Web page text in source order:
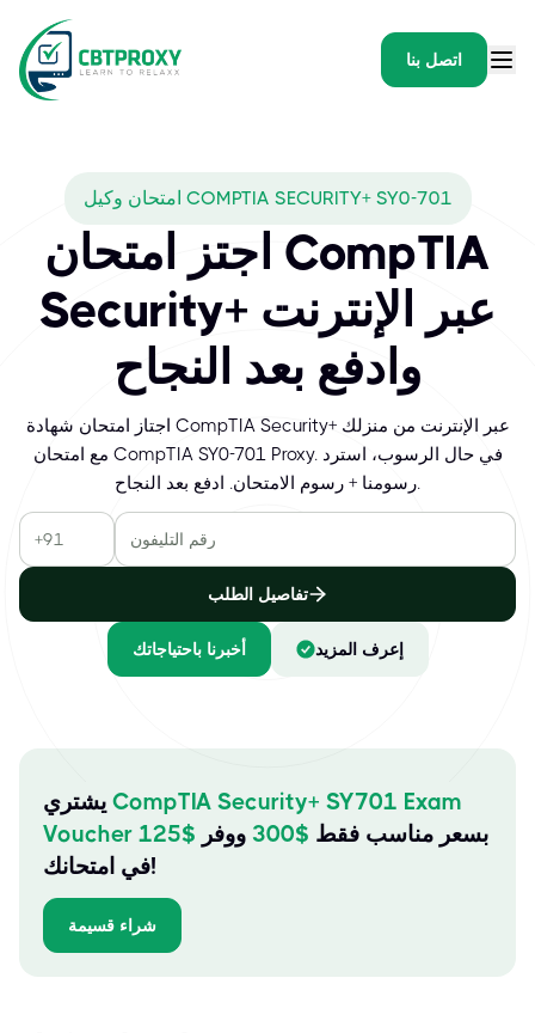
اتصل بنا
امتحان وكيل COMPTIA SECURITY+ SY0-701
اجتز امتحان CompTIA
Security+ عبر الإنترنت
وادفع بعد النجاح
اجتاز امتحان شهادة CompTIA Security+ عبر الإنترنت من منزلك
مع امتحان CompTIA SY0-701 Proxy. في حال الرسوب، استرد
رسومنا + رسوم الامتحان. ادفع بعد النجاح.
تفاصيل الطلب
أخبرنا باحتياجاتك إعرف المزيد
يشتري CompTIA Security+ SY701 Exam
Voucher
بسعر مناسب فقط $
300 ووفر $
125
في امتحانك!
شراء قسيمة